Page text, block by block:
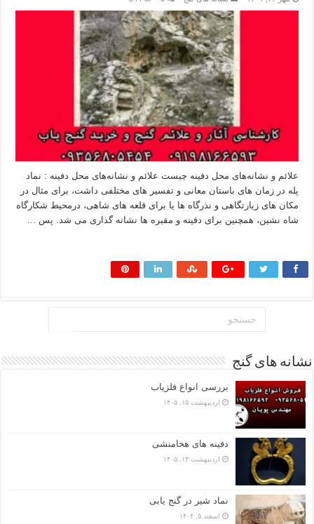
علائم و نشانه‌های محل دفینه چیست علائم و نشانه‌های محل دفینه : نماد
پله در زمان های باستان معانی و تفسیر های مختلفی داشت، برای مثال در
مکان های زیارتگاهی و نذرگاه ها یا برای قلعه های شاهی، درمحیط شکارگاه
شاه نشین، همچنین برای دفینه و مقبره ها نشانه گذاری می شد. پس …
نشانه های گنج
بررسی انواع فلزیاب
اردیبهشت ۱۵, ۱۴۰۵
دفینه های هخامنشی
اردیبهشت ۱۳, ۱۴۰۵
نماد شیر در گنج یابی
اسفند ۵, ۱۴۰۴